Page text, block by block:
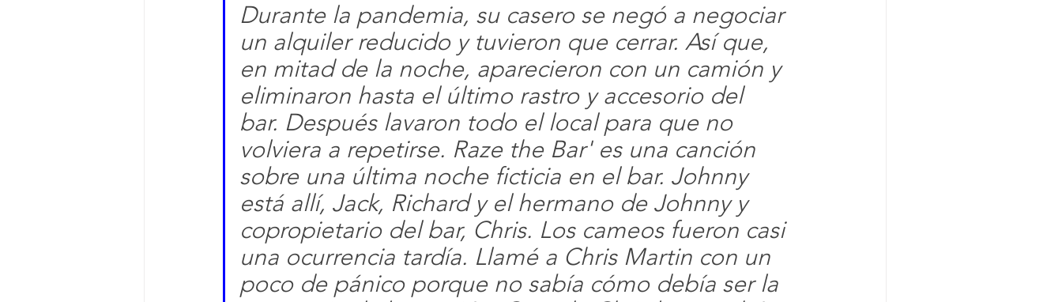
Durante la pandemia, su casero se negó a negociar
un alquiler reducido y tuvieron que cerrar. Así que,
en mitad de la noche, aparecieron con un camión y
eliminaron hasta el último rastro y accesorio del
bar. Después lavaron todo el local para que no
volviera a repetirse. Raze the Bar' es una canción
sobre una última noche ficticia en el bar. Johnny
está allí, Jack, Richard y el hermano de Johnny y
copropietario del bar, Chris. Los cameos fueron casi
una ocurrencia tardía. Llamé a Chris Martin con un
poco de pánico porque no sabía cómo debía ser la